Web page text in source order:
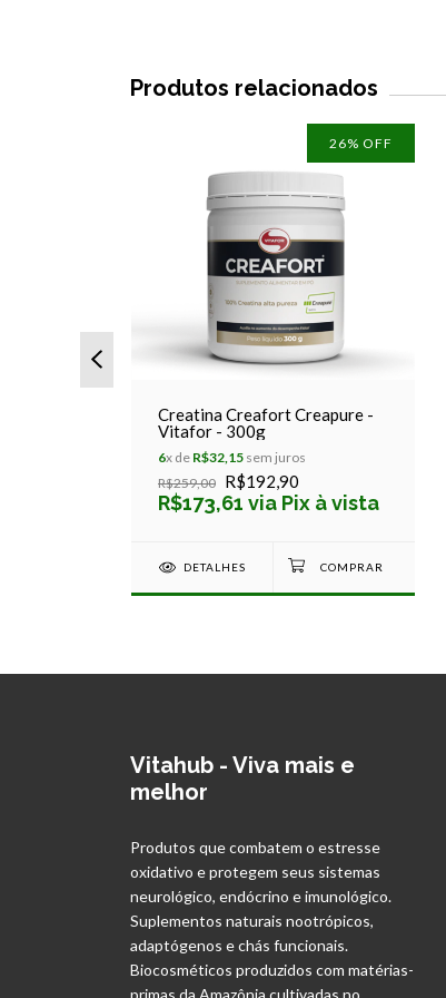
Produtos relacionados
26% OFF
Creatina Creafort Creapure -
Vitafor - 300g
6x de R$32,15 sem juros
R$259,00 R$192,90
R$173,61 via Pix à vista
DETALHES
Vitahub - Viva mais e
melhor
Produtos que combatem o estresse
oxidativo e protegem seus sistemas
neurológico, endócrino e imunológico.
Suplementos naturais nootrópicos,
adaptógenos e chás funcionais.
Biocosméticos produzidos com matérias-
primas da Amazônia cultivadas no